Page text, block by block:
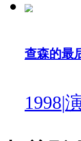
查森的最
1998|